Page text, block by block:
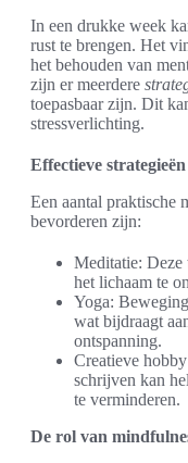
In een drukke week
rust te brengen. Het
het behouden van
zijn er meerdere
toepasbaar zijn. Dit
stressverlichting.
Effectieve
Een aantal praktische
bevorderen zijn:
Meditatie: Deze
het lichaam te
Yoga:
wat bijdraagt
ontspanning.
Creatieve
schrijven kan
te verminderen.
De rol van